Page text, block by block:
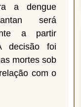
a dengue
será
a partir
decisão foi
mortes sob
com o